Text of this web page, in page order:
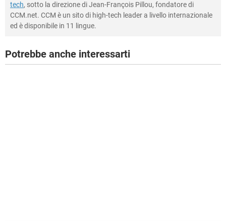
tech, sotto la direzione di Jean-François Pillou, fondatore di
CCM.net. CCM è un sito di high-tech leader a livello internazionale
ed è disponibile in 11 lingue.
Potrebbe anche interessarti